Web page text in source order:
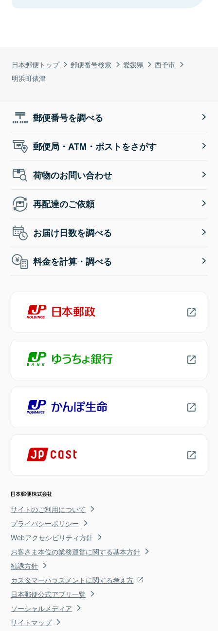
日本郵便トップ 郵便番号検索 愛媛県
西予市
明浜町俵津
郵便番号を調べる
郵便局・ATM・ポストをさがす
荷物のお問い合わせ
再配達のご依頼
お届け日数を調べる
料金を計算・調べる
サイトのご利用について
プライバシーポリシー
Webアクセシビリティ方針
お客さま本位の業務運営に関する基本方針
勧誘方針
カスタマーハラスメントに関する考え方
日本郵便公式アプリ一覧
ソーシャルメディア
サイトマップ